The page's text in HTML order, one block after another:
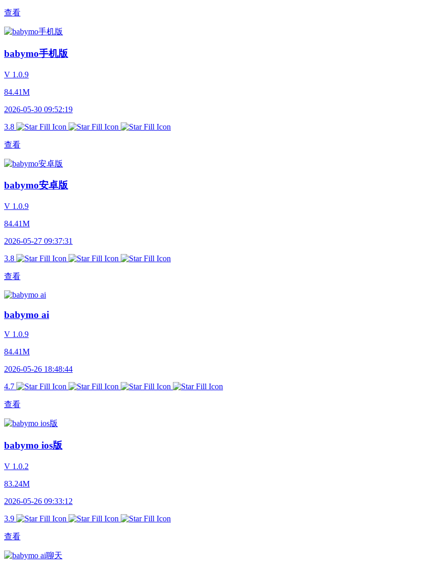
查看
babymo手机版
V 1.0.9
84.41M
2026-05-30 09:52:19
3.8
查看
babymo安卓版
V 1.0.9
84.41M
2026-05-27 09:37:31
3.8
查看
babymo ai
V 1.0.9
84.41M
2026-05-26 18:48:44
4.7
查看
babymo ios版
V 1.0.2
83.24M
2026-05-26 09:33:12
3.9
查看